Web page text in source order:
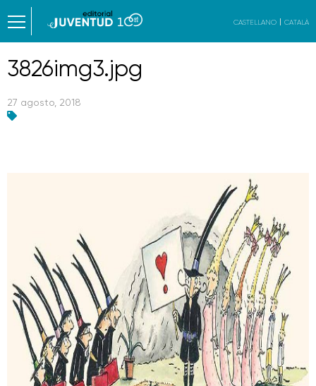
CASTELLANO CATALÀ
3826img3.jpg
27 agosto, 2018